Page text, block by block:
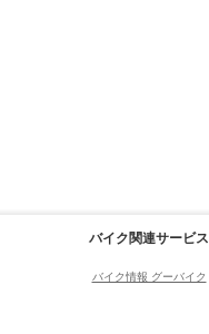
バイク関連サービス
バイク情報 グーバイク